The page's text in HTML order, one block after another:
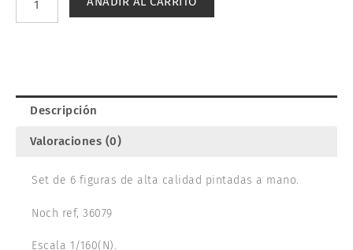
NOCH
Descripción
Valoraciones (0)
Set de 6 figuras de alta calidad pintadas a mano.
Noch ref, 36079
Escala 1/160(N).